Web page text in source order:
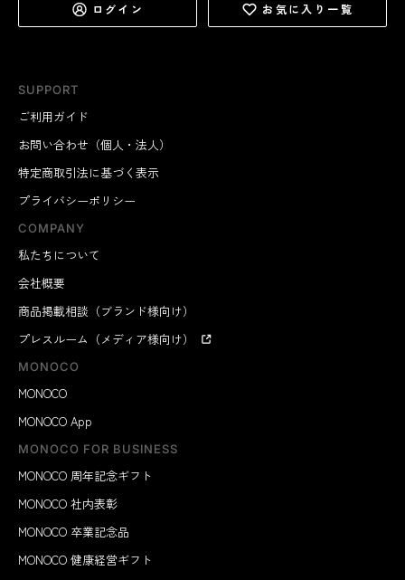
SUPPORT
ご利用ガイド
お問い合わせ（個人・法人）
特定商取引法に基づく表示
プライバシーポリシー
COMPANY
私たちについて
会社概要
商品掲載相談（ブランド様向け）
プレスルーム（メディア様向け）
MONOCO
MONOCO
MONOCO App
MONOCO FOR BUSINESS
MONOCO 周年記念ギフト
MONOCO 社内表彰
MONOCO 卒業記念品
MONOCO 健康経営ギフト
ログイン お気に入り一覧